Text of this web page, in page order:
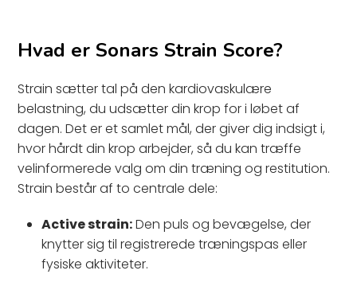
Hvad er Sonars Strain Score?
Strain sætter tal på den kardiovaskulære
belastning, du udsætter din krop for i løbet af
dagen. Det er et samlet mål, der giver dig indsigt i,
hvor hårdt din krop arbejder, så du kan træffe
velinformerede valg om din træning og restitution.
Strain består af to centrale dele:
Active strain:Den puls og bevægelse, der
knytter sig til registrerede træningspas eller
fysiske aktiviteter.